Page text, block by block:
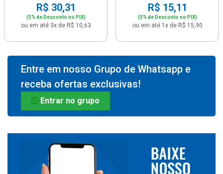
R$ 30,31
(5% de Desconto no PIX)
ou em até 3x de R$ 10,63
R$ 15,11
(5% de Desconto no PIX)
ou em até 1x de R$ 15,90
Entre em nosso Grupo de Whatsapp e
receba ofertas exclusivas!
Entrar no grupo